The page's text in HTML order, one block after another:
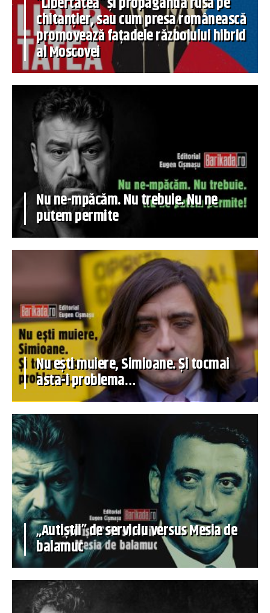
chitanțier, sau cum presa românească
promovează fațadele războiului hibrid
al Moscovei
Nu ne-mpăcăm. Nu trebuie. Nu ne
putem permite
Nu ești muiere, Simioane. Și tocmai
asta-i problema…
„Autiștii” de serviciu versus Mesia de
balamuc